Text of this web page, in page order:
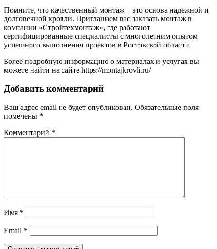
Помните, что качественный монтаж – это основа надежной и
долговечной кровли. Приглашаем вас заказать монтаж в
компании «Стройтехмонтаж», где работают
сертифицированные специалисты с многолетним опытом
успешного выполнения проектов в Ростовской области.
Более подробную информацию о материалах и услугах вы
можете найти на сайте https://montajkrovli.ru/
Добавить комментарий
Ваш адрес email не будет опубликован. Обязательные поля
помечены *
Комментарий *
Имя *
Email *